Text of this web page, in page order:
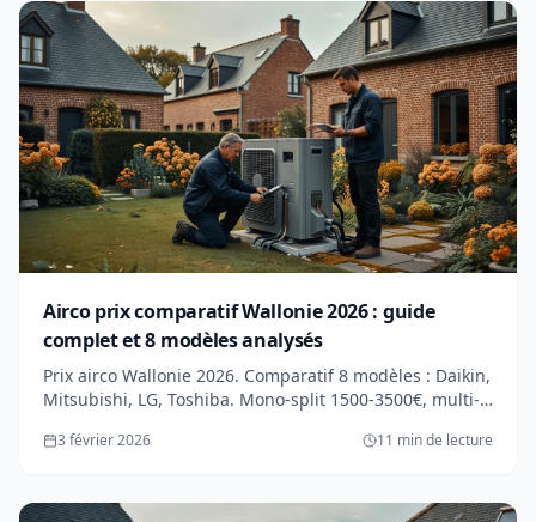
Airco prix comparatif Wallonie 2026 : guide
complet et 8 modèles analysés
Prix airco Wallonie 2026. Comparatif 8 modèles : Daikin,
Mitsubishi, LG, Toshiba. Mono-split 1500-3500€, multi-
3 février 2026 11 min de lecture